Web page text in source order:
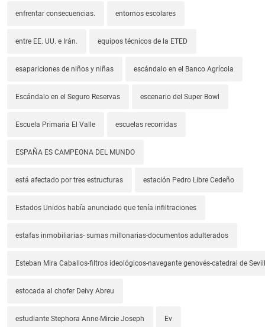
enfrentar consecuencias. entornos escolares
entre EE. UU. e Irán. equipos técnicos de la ETED
esapariciones de niños y niñas escándalo en el Banco Agrícola
Escándalo en el Seguro Reservas escenario del Super Bowl
Escuela Primaria El Valle escuelas recorridas
ESPAÑA ES CAMPEONA DEL MUNDO
está afectado por tres estructuras estación Pedro Libre Cedeño
Estados Unidos había anunciado que tenía infiltraciones
estafas inmobiliarias- sumas millonarias-documentos adulterados
Esteban Mira Caballos-filtros ideológicos-navegante genovés-catedral de
estocada al chofer Deivy Abreu
estudiante Stephora Anne-Mircie Joseph Ev